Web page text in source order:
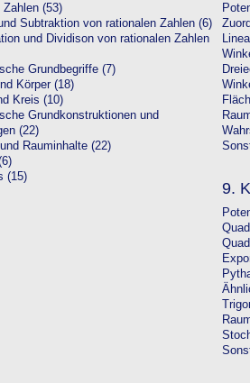
Zahlen (53)
Subtraktion von rationalen Zahlen (6)
und Dividison von rationalen Zahlen
Grundbegriffe (7)
Körper (18)
Kreis (10)
Grundkonstruktionen und
(22)
Rauminhalte (22)
(15)
9.